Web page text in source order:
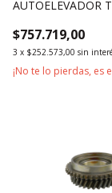
AUTOELEVADOR
$757.719,00
3 x $252.573,00 sin
¡No te lo pierdas, es